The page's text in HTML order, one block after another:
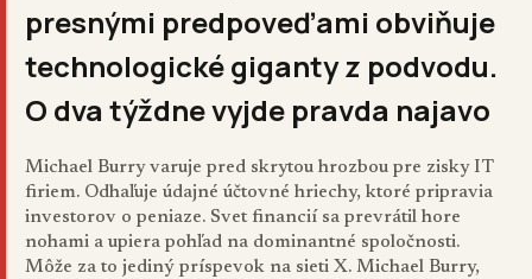
presnými predpoveďami obviňuje
technologické giganty z podvodu.
O dva týždne vyjde pravda najavo
Michael Burry varuje pred skrytou hrozbou pre zisky IT
firiem. Odhaľuje údajné účtovné hriechy, ktoré pripravia
investorov o peniaze. Svet financií sa prevrátil hore
nohami a upiera pohľad na dominantné spoločnosti.
Môže za to jediný príspevok na sieti X. Michael Burry,